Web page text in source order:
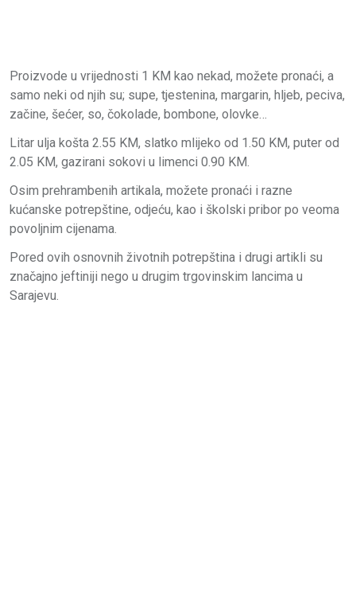
Proizvode u vrijednosti 1 KM kao nekad, možete pronaći, a
samo neki od njih su; supe, tjestenina, margarin, hljeb, peciva,
začine, šećer, so, čokolade, bombone, olovke…
Litar ulja košta 2.55 KM, slatko mlijeko od 1.50 KM, puter od
2.05 KM, gazirani sokovi u limenci 0.90 KM.
Osim prehrambenih artikala, možete pronaći i razne
kućanske potrepštine, odjeću, kao i školski pribor po veoma
povoljnim cijenama.
Pored ovih osnovnih životnih potrepština i drugi artikli su
značajno jeftiniji nego u drugim trgovinskim lancima u
Sarajevu.